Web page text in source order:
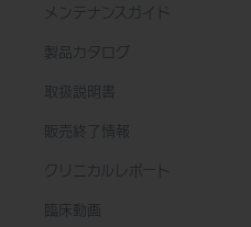
メンテナンスガイド
製品カタログ
取扱説明書
販売終了情報
クリニカルレポート
臨床動画